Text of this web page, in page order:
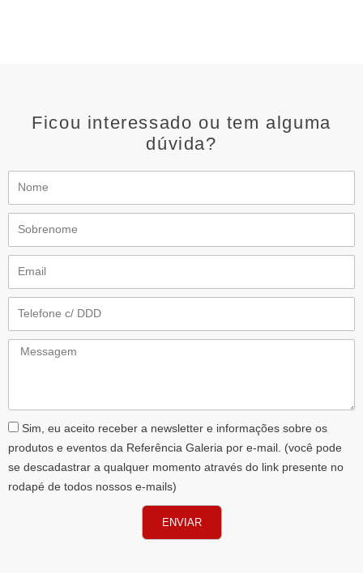
Ficou interessado ou tem alguma
dúvida?
Nome
Sobrenome
Email
Telefone
Messagem
AceiteLGPD
Sim, eu aceito receber a newsletter e informações sobre os
produtos e eventos da Referência Galeria por e-mail. (você pode
se descadastrar a qualquer momento através do link presente no
rodapé de todos nossos e-mails)
ENVIAR